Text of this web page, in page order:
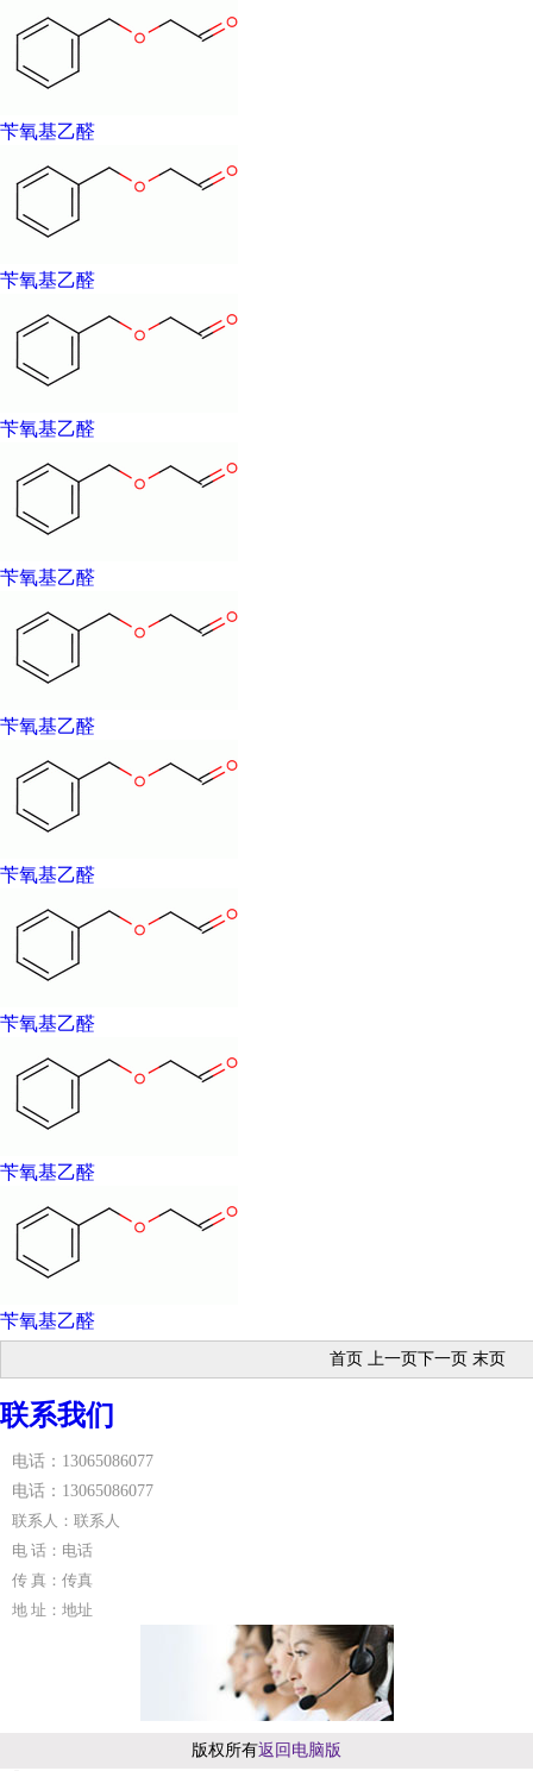
苄氧基乙醛
苄氧基乙醛
苄氧基乙醛
苄氧基乙醛
苄氧基乙醛
苄氧基乙醛
苄氧基乙醛
苄氧基乙醛
苄氧基乙醛
首页 上一页下一页 末页
联系我们
电话：13065086077
电话：13065086077
联系人：联系人
电 话：电话
传 真：传真
地 址：地址
版权所有返回电脑版